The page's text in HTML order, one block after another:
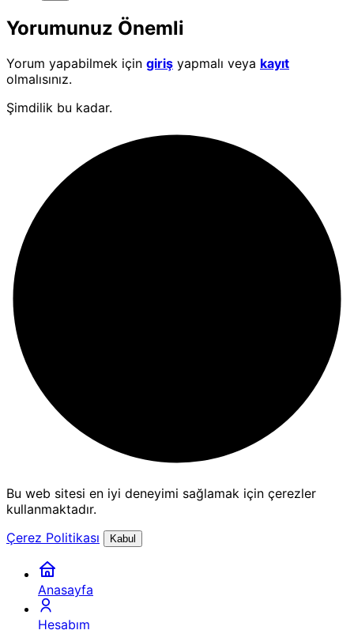
Yorumunuz Önemli
Yorum yapabilmek için giriş yapmalı veya kayıt
olmalısınız.
Şimdilik bu kadar.
Bu web sitesi en iyi deneyimi sağlamak için çerezler
kullanmaktadır.
Çerez Politikası
Kabul
Anasayfa
Hesabım